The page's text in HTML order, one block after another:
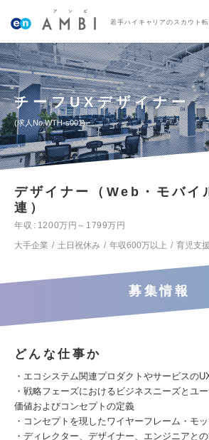
若手ハイキャリアのスカウト
チーフUXデザイナー
求人No.WTH-s001
デザイナー（Web・モバイ
連）
年収
1200万円～1799万円
大手企業
土日祝休み 年収600万以上 育児支
募集情報
どんな仕事か
・エコシステム関連プロダクトやサービスの
・戦略フェーズにおけるビジネスニーズとユ
価値およびコンセプトの定義
・コンセプトを現したワイヤーフレーム・モ
・ディレクター、デザイナー、エンジニアと